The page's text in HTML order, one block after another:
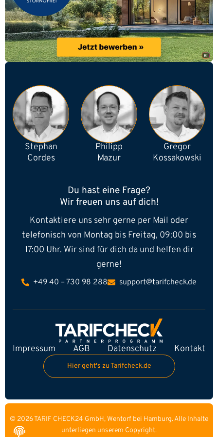
Stephan
Cordes
Philipp
Mazur
Gregor
Kossakowski
Du hast eine Frage?
Wir freuen uns auf dich!
Kontaktiere uns sehr gerne per Mail oder
telefonisch von Montag bis Freitag, 09:00 bis
17:00 Uhr. Wir sind für dich da und helfen dir
gerne!
+49 40 – 730 98 288 support@tarifcheck.de
Impressum AGB Datenschutz Kontakt
Hier geht's zu Tarifcheck.de
© 2026 TARIF CHECK24 GmbH, Wentorf bei Hamburg. Alle Inhalte
unterliegen unserem Copyright.